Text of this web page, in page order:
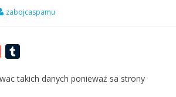
zabojcaspamu
Gmail
takich danych ponieważ sa strony